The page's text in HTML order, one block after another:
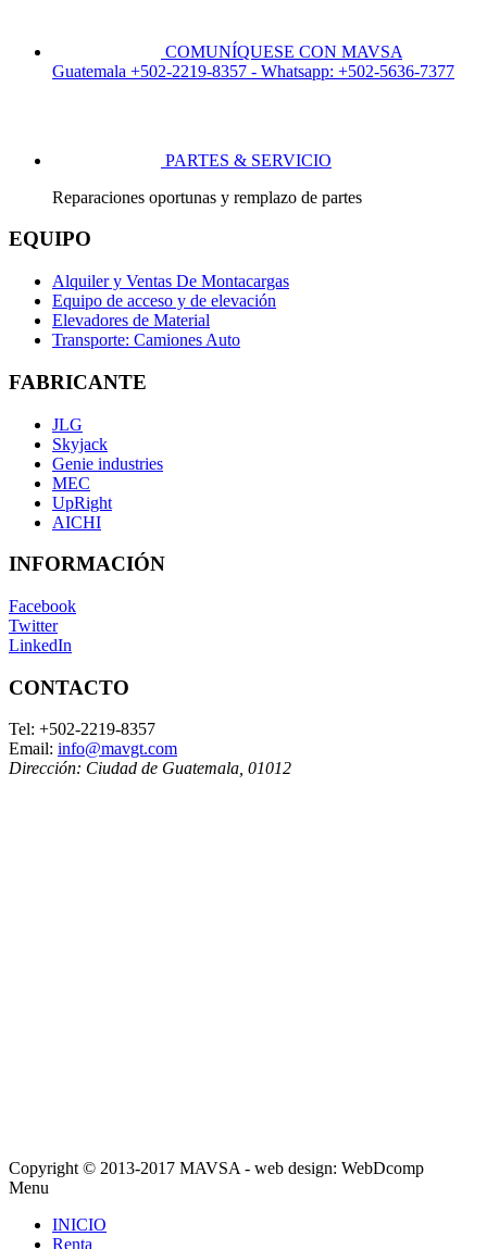
COMUNÍQUESE CON MAVSA
Guatemala +502-2219-8357 - Whatsapp: +502-5636-7377
PARTES & SERVICIO
Reparaciones oportunas y remplazo de partes
EQUIPO
Alquiler y Ventas De Montacargas
Equipo de acceso y de elevación
Elevadores de Material
Transporte: Camiones Auto
FABRICANTE
JLG
Skyjack
Genie industries
MEC
UpRight
AICHI
INFORMACIÓN
Facebook
Twitter
LinkedIn
CONTACTO
Tel: +502-2219-8357
Email: info@mavgt.com
Dirección: Ciudad de Guatemala 01012
Copyright © 2013-2017 MAVSA - web design: WebDcomp
Menu
INICIO
Renta